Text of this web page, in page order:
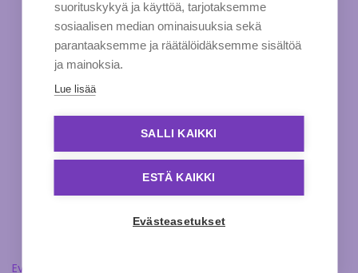
Evästeasetukset
suorituskykyä ja käyttöä, tarjotaksemme
sosiaalisen median ominaisuuksia sekä
parantaaksemme ja räätälöidäksemme sisältöä
ja mainoksia.
Lue lisää
SALLI KAIKKI
ESTÄ KAIKKI
Evästeasetukset